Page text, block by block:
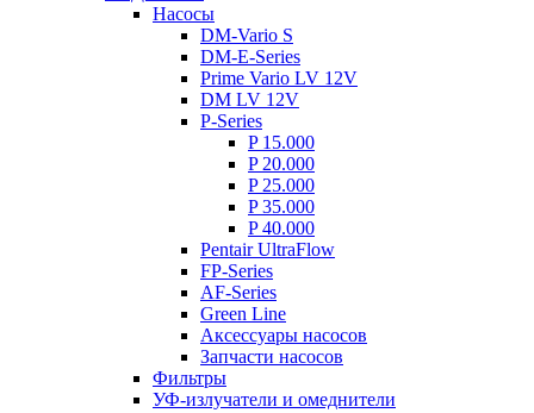
Насосы
DM-Vario S
DM-E-Series
Prime Vario LV 12V
DM LV 12V
P-Series
P 15.000
P 20.000
P 25.000
P 35.000
P 40.000
Pentair UltraFlow
FP-Series
AF-Series
Green Line
Аксессуары насосов
Запчасти насосов
Фильтры
УФ-излучатели и омеднители